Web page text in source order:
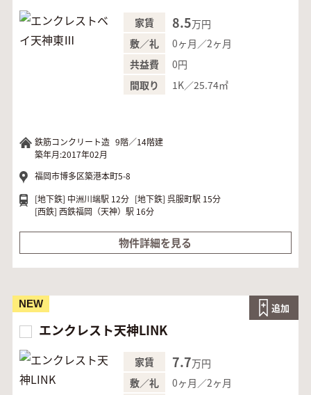
家賃 8.5万円
敷／礼
0ヶ月／2ヶ月
共益費
0円
間取り
1K／25.74㎡
鉄筋コンクリート造 9階／14階建
築年月:2017年02月
福岡市博多区築港本町5-8
[地下鉄] 中洲川端駅 12分 [地下鉄] 呉服町駅 15分
[西鉄] 西鉄福岡（天神）駅 16分
物件詳細を見る
エンクレスト天神LINK
NEW 追加
家賃 7.7万円
敷／礼
0ヶ月／2ヶ月